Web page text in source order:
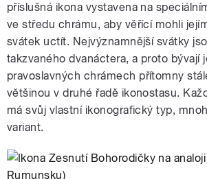
příslušná ikona vystavena na
ve středu chrámu, aby věřící mohli
svátek uctít. Nejvýznamnější svátky
takzvaného dvanáctera, a proto bývají
pravoslavných chrámech přítomny
většinou v druhé řadě ikonostasu.
má svůj vlastní ikonografický typ,
variant.